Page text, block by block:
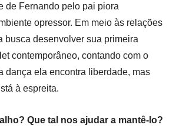
de Fernando pelo pai piora
opressor. Em meio às relações
busca desenvolver sua primeira
contemporâneo, contando com o
dança ela encontra liberdade, mas
à espreita.
Que tal nos ajudar a mantê-lo?